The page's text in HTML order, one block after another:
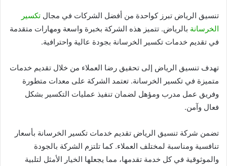
تنسيق الرياض تبرز كواحدة من أفضل الشركات في مجال تكسير
الخرسانة بالرياض. تتميز هذه الشركة بخبرة واسعة ومهارات متقدمة
في تقديم خدمات تكسير الخرسانة بجودة عالية واحترافية.
تهدف تنسيق الرياض إلى تحقيق رضا العملاء من خلال تقديم خدمات
متميزة في تكسير الخرسانة. تعتمد الشركة على معدات متطورة
وفريق عمل مدرب ومؤهل لضمان تنفيذ عمليات التكسير بشكل
فعال وآمن.
تضمن شركة تنسيق الرياض تقديم خدمات تكسير الخرسانة بأسعار
تنافسية ومناسبة لمختلف العملاء. كما تلتزم الشركة بالجودة
والموثوقية في كل خدمة تقدمها، مما يجعلها الخيار الأمثل لتلبية